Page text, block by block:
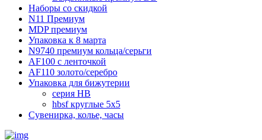
Наборы со скидкой
N11 Премиум
MDP премиум
Упаковка к 8 марта
N9740 премиум кольца/серьги
AF100 с ленточкой
AF110 золото/серебро
Упаковка для бижутерии
серия HB
hbsf круглые 5x5
Сувенирка, колье, часы